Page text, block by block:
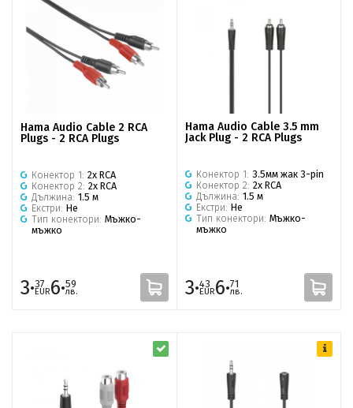
Hama Audio Cable 2 RCA
Plugs - 2 RCA Plugs
Конектор 1: 2x RCA
Конектор 2: 2x RCA
Дължина: 1.5 м
Екстри: Не
Тип конектори: Мъжко-
мъжко
3·37
EUR6·59
лв.
Hama Audio Cable 3.5 mm
Jack Plug - 2 RCA Plugs
Конектор 1: 3.5мм жак 3-pin
Конектор 2: 2x RCA
Дължина: 1.5 м
Екстри: Не
Тип конектори: Мъжко-
мъжко
3·43
EUR6·71
лв.